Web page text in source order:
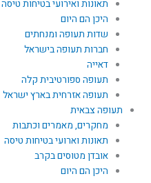
תאונות ואירועי בטיחות טיסה
היכן הם היום
שדות תעופה ומנחתים
חברות תעופה בישראל
דאייה
תעופה ספורטיבית קלה
תעופה אזרחית בארץ ישראל
תעופה צבאית
מחקרים, מאמרים וכתבות
תאונות וארועי בטיחות טיסה
אובדן מטוסים בקרב
היכן הם היום